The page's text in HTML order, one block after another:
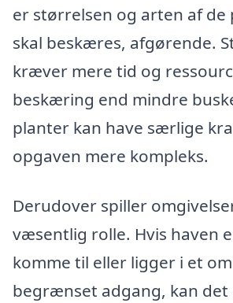
er størrelsen og arten af de
skal beskæres, afgørende.
kræver mere tid og
beskæring end mindre
planter kan have særlige
opgaven mere kompleks.
Derudover spiller
væsentlig rolle. Hvis haven
komme til eller ligger i et
begrænset adgang, kan det